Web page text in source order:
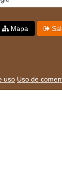
Mapa
uso Uso de